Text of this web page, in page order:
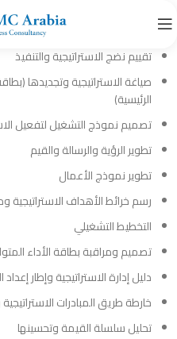
تقييم نضج الاستراتيجية والتنفيذ
صياغة الاستراتيجية وتجديدها
الرئيسية)
تصميم نموذج التشغيل لتفعيل
تطوير الرؤية والرسالة والقيم
تطوير نموذج الأعمال
رسم خرائط الأهداف الاستراتيجية
التخطيط التشغيلي
تصميم ومراقبة بطاقة الأداء
دليل إدارة الاستراتيجية وإطار إعداد
خارطة طريق المبادرات الاستراتيجية
تحليل سلسلة القيمة وتحسينها